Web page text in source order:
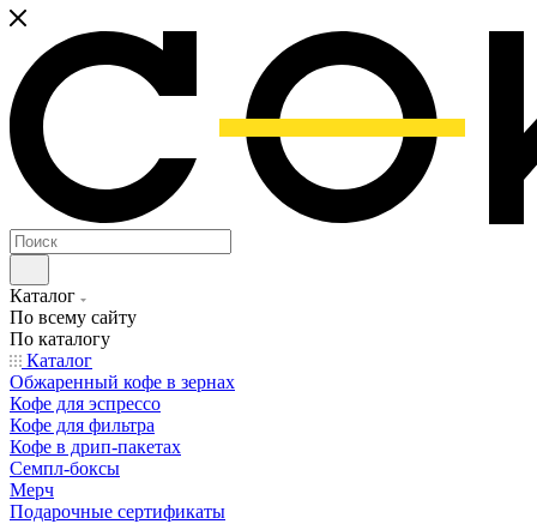
Каталог
По всему сайту
По каталогу
Каталог
Обжаренный кофе в зернах
Кофе для эспрессо
Кофе для фильтра
Кофе в дрип-пакетах
Семпл-боксы
Мерч
Подарочные сертификаты